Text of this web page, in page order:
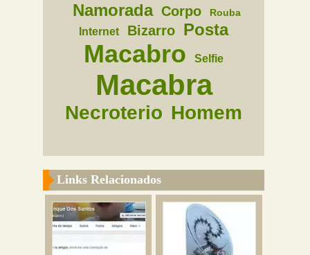
Namorada Corpo Rouba
Internet Bizarro Posta
Macabro Selfie
Macabra
Necroterio Homem
Links Relacionados